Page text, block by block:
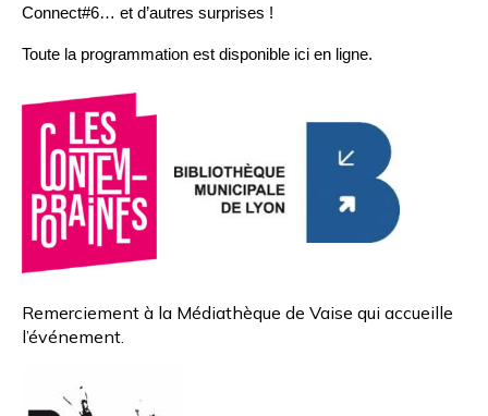
Connect#6… et d’autres surprises !
Toute la programmation est disponible ici en ligne.
Remerciement à la Médiathèque de Vaise qui accueille
l’événement.